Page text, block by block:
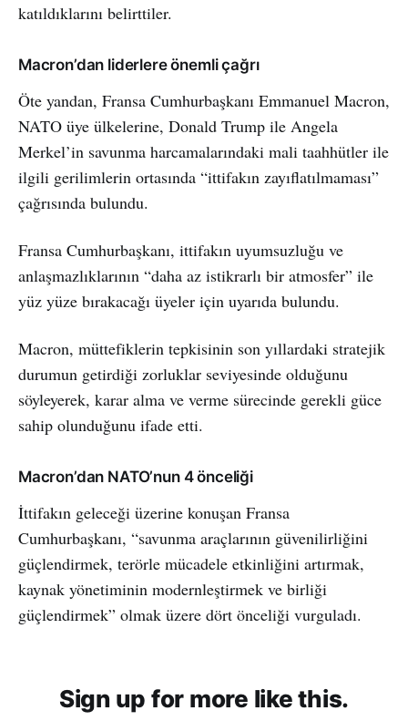
katıldıklarını belirttiler.
Macron’dan liderlere önemli çağrı
Öte yandan, Fransa Cumhurbaşkanı Emmanuel Macron,
NATO üye ülkelerine, Donald Trump ile Angela
Merkel’in savunma harcamalarındaki mali taahhütler ile
ilgili gerilimlerin ortasında “ittifakın zayıflatılmaması”
çağrısında bulundu.
Fransa Cumhurbaşkanı, ittifakın uyumsuzluğu ve
anlaşmazlıklarının “daha az istikrarlı bir atmosfer” ile
yüz yüze bırakacağı üyeler için uyarıda bulundu.
Macron, müttefiklerin tepkisinin son yıllardaki stratejik
durumun getirdiği zorluklar seviyesinde olduğunu
söyleyerek, karar alma ve verme sürecinde gerekli güce
sahip olunduğunu ifade etti.
Macron’dan NATO’nun 4 önceliği
İttifakın geleceği üzerine konuşan Fransa
Cumhurbaşkanı, “savunma araçlarının güvenilirliğini
güçlendirmek, terörle mücadele etkinliğini artırmak,
kaynak yönetiminin modernleştirmek ve birliği
güçlendirmek” olmak üzere dört önceliği vurguladı.
Sign up for more like this.